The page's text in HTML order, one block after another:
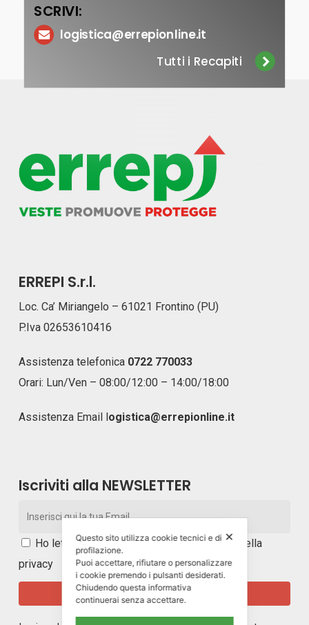
SCRIVI:
logistica@errepionline.it
Tutti i Recapiti
ERREPI S.r.l.
Loc. Ca’ Miriangelo – 61021 Frontino (PU)
P.Iva 02653610416
Assistenza telefonica 0722 770033
Orari: Lun/Ven – 08:00/12:00 – 14:00/18:00
Assistenza Email logistica@errepionline.it
Iscriviti alla NEWSLETTER
Ho letto e accetto itermini e le condizioni della
privacy
✕
Questo sito utilizza cookie tecnici e di
profilazione.
Puoi accettare, rifiutare o personalizzare
i cookie premendo i pulsanti desiderati.
Chiudendo questa informativa
continuerai senza accettare.